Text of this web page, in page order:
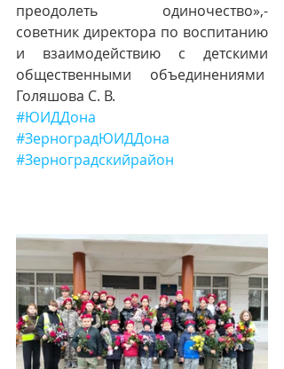
преодолеть одиночество»,-
советник директора по воспитанию
и взаимодействию с детскими
общественными объединениями
Голяшова С. В.
#ЮИДДона
#ЗерноградЮИДДона
#Зерноградскийрайон